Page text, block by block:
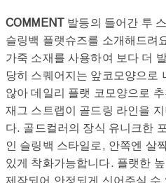
COMMENT 발등의 들어간 투
슬링백 플랫슈즈를 소개해드려
가죽 소재를 사용하여 보다 더
당히 스퀘어지는 앞코모양으로
않아 데일리 플랫 코모양으로
재그 스트랩이 골드링 라인을
다. 골드컬러의 장식 유니크한
인 슬링백 스타일로, 안쪽엔 살
있게 착화가능합니다. 플랫한
제작되어 안정되게 신어주실 수